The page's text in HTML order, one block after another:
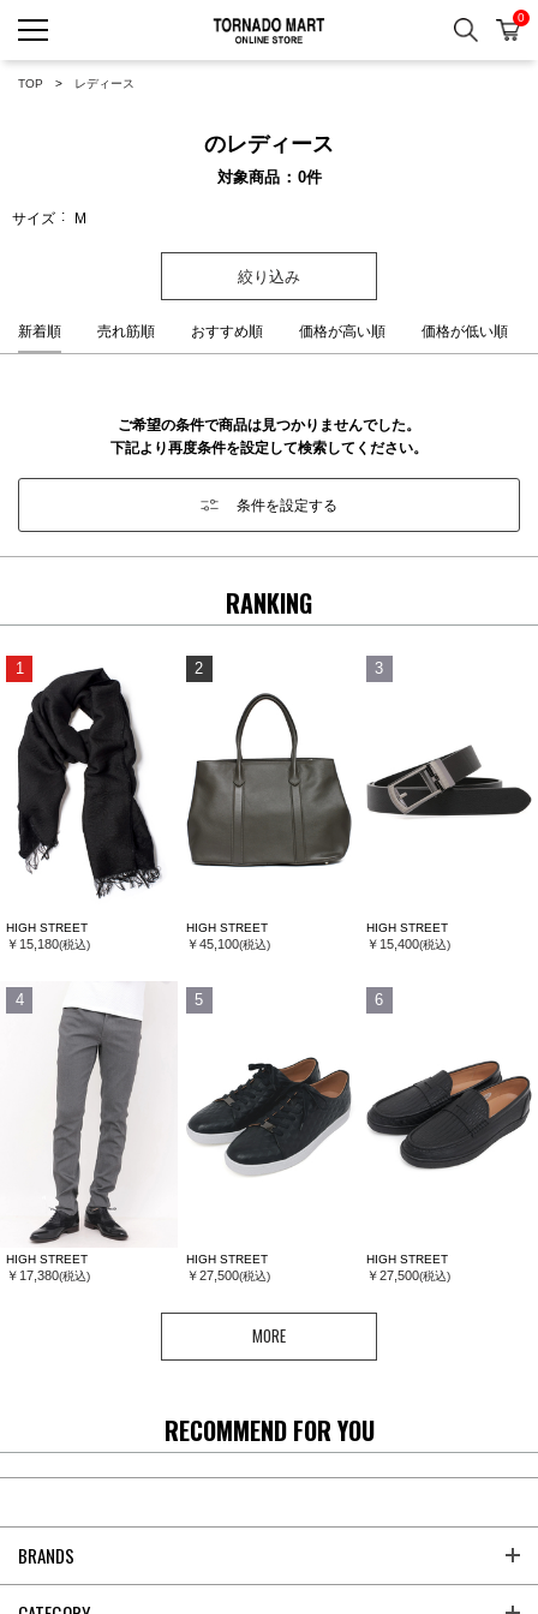
検索 カ
0
TOP レディース
のレディース
対象商品 0件
サイズ M
絞り込み
新着順 売れ筋順 おすすめ順 価格が高い順 価格が低い順
ご希望の条件で商品は見つかりませんでした。
下記より再度条件を設定して検索してください。
条件を設定する
RANKING
1
HIGH STREET
￥15,180(税込)
2
HIGH STREET
￥45,100(税込)
3
HIGH STREET
￥15,400(税込)
4
HIGH STREET
￥17,380(税込)
5
HIGH STREET
￥27,500(税込)
6
HIGH STREET
￥27,500(税込)
MORE
RECOMMEND FOR YOU
BRANDS